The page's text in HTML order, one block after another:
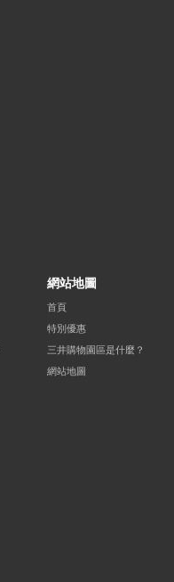
網站地圖
首頁
特別優惠
三井購物園區是什麼？
網站地圖